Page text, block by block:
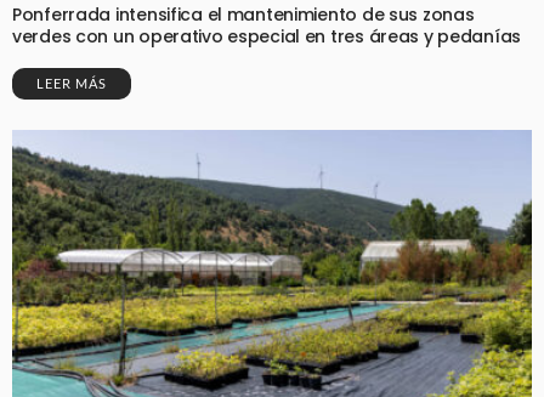
Ponferrada intensifica el mantenimiento de sus zonas
verdes con un operativo especial en tres áreas y pedanías
LEER MÁS